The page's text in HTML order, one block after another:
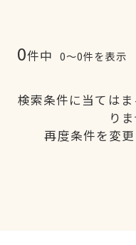
0件中 0〜0件を表示
検索条件に当ては
り
再度条件を変更